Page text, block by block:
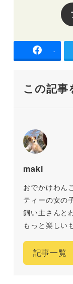
-
この記事
maki
おでかけわん
ティーの女の
飼い主さんと
もっと楽しい
記事一覧